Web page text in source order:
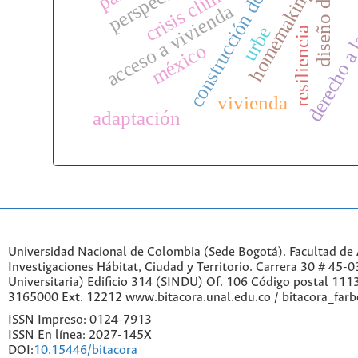
homemaking
urbe resiliencia
acceso a vivienda
méxico
vivienda
adaptación
Universidad Nacional de Colombia (Sede Bogotá). Facultad
Investigaciones Hábitat, Ciudad y Territorio. Carrera 30 # 45-
Universitaria) Edificio 314 (SINDU) Of. 106 Código postal
3165000 Ext. 12212 www.bitacora.unal.edu.co /
ISSN Impreso: 0124-7913
ISSN En línea: 2027-145X
DOI:10.15446/bitacora